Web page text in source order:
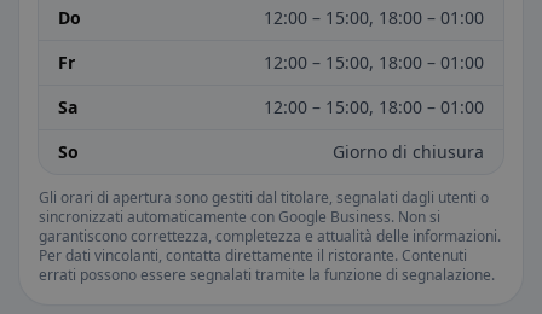
Do
12:00 – 15:00, 18:00 – 01:00
Fr
12:00 – 15:00, 18:00 – 01:00
Sa
12:00 – 15:00, 18:00 – 01:00
So
Giorno di chiusura
Gli orari di apertura sono gestiti dal titolare, segnalati dagli utenti o
sincronizzati automaticamente con Google Business. Non si
garantiscono correttezza, completezza e attualità delle informazioni.
Per dati vincolanti, contatta direttamente il ristorante. Contenuti
errati possono essere segnalati tramite la funzione di segnalazione.